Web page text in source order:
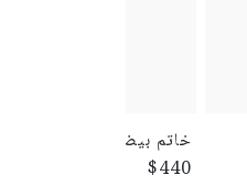
خاتم بيضاوي الشكل
$440